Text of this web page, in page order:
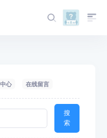
心 在线留言
搜
索